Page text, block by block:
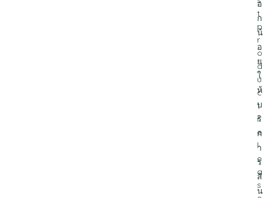
อ
ก
น้
อ
ย
ใ
ห้
บ
ริ
ก
า
ร
สิ
น
t
p
r
o
d
u
c
t
r
e
l
e
a
s